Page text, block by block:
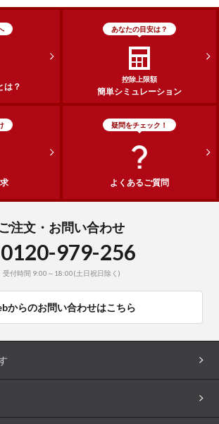
は？
あなたの目安は？
控除上限額
簡単シミュレーション
疑問をチェック！
よくあるご質問
ご注文・お問い合わせ
0120-979-256
受付時間 9:00～18:00(土日祝日除く)
からのお問い合わせはこちら